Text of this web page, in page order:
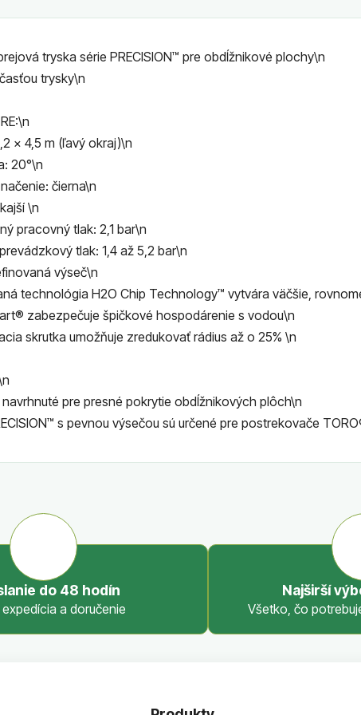
tryska série PRECISION™ pre obdĺžnikové plochy\n
trysky\n
x 4,5 m (ľavý okraj)\n
20°\n
čierna\n
\n
pracovný tlak: 2,1 bar\n
tlak: 1,4 až 5,2 bar\n
výseč\n
technológia H2O Chip Technology™ vytvára väčšie,
zabezpečuje špičkové hospodárenie s vodou\n
skrutka umožňuje zredukovať rádius až o 25% \n
pre presné pokrytie obdĺžnikových plôch\n
s pevnou výsečou sú určené pre postrekovače
do 48 hodín
a doručenie
Najširší
Všetko, čo